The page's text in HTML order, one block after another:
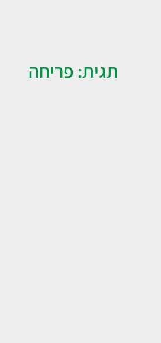
תגית: פריחה